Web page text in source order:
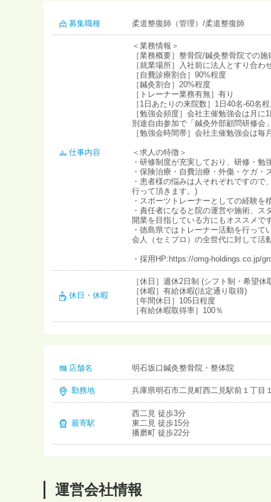
募集職種 柔道整復師（管理）/柔道整復師
仕事内容
＜業務情報＞
［業務概要］整骨院/鍼灸整骨院での
［就業場所］入社前に法人とすり合わ
［自費診療割合］90%程度
［鍼灸割合］20%程度
［トレーナー業務有無］有り
［1日あたりの来院数］1日40名-60
［勉強会頻度］会社主催勉強会は月
別途自由参加で「鍼灸外部顧問研修会
［勉強会時間帯］会社主催勉強会は毎
＜求人の特徴＞
・研修制度が充実しており、研修・
・保険治療・自費治療・外傷・ケガ
・患者様の悩みは人それぞれですの
行って頂きます。)
・スポーツトレーナーとしての経験
・責任者になると院の運営や施術、
開業を目指している方にもオススメで
・徳島県ではトレーナー活動を行っ
会人（セミプロ）の全世代に対して活
・採用HP:https://omg-holdings.co.jp/
休日・休暇
［休日］週休2日制 (シフト制・希望休
［休暇］有給休暇(法定通り取得)
［年間休日］105日程度
［有給休暇取得率］100％
店舗名 明石坂口鍼灸整骨院・整体院
勤務地 兵庫県明石市二見町西二見駅前１丁目
最寄駅
西二見 徒歩3分
東二見 徒歩15分
播磨町 徒歩22分
運営会社情報